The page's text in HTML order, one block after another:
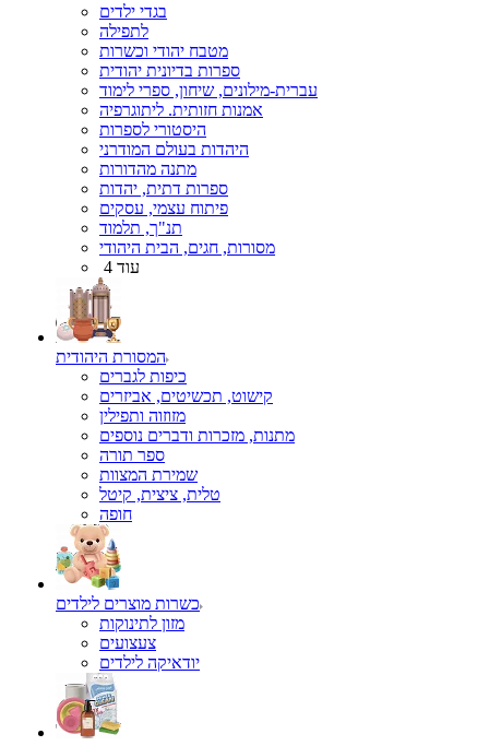
בגדי ילדים
לתפילה
מטבח יהודי וכשרות
ספרות בדיונית יהודית
עברית-מילונים, שיחון, ספרי לימוד
אמנות חזותית. ליתוגרפיה
היסטורי לספרות
היהדות בעולם המודרני
מתנה מהדורות
ספרות דתית, יהדות
פיתוח עצמי, עסקים
תנ"ך, תלמוד
מסורות, חגים, הבית היהודי
עוד 4
המסורת היהודית
כיפות לגברים
קישוט, תכשיטים, אביזרים
מזוזוה ותפילין
מתנות, מזכרות ודברים נוספים
ספר תורה
שמירת המצוות
טלית, ציצית, קיטל
כשרות מוצרים לילדים
מזון לתינוקות
צעצועים
יודאיקה לילדים